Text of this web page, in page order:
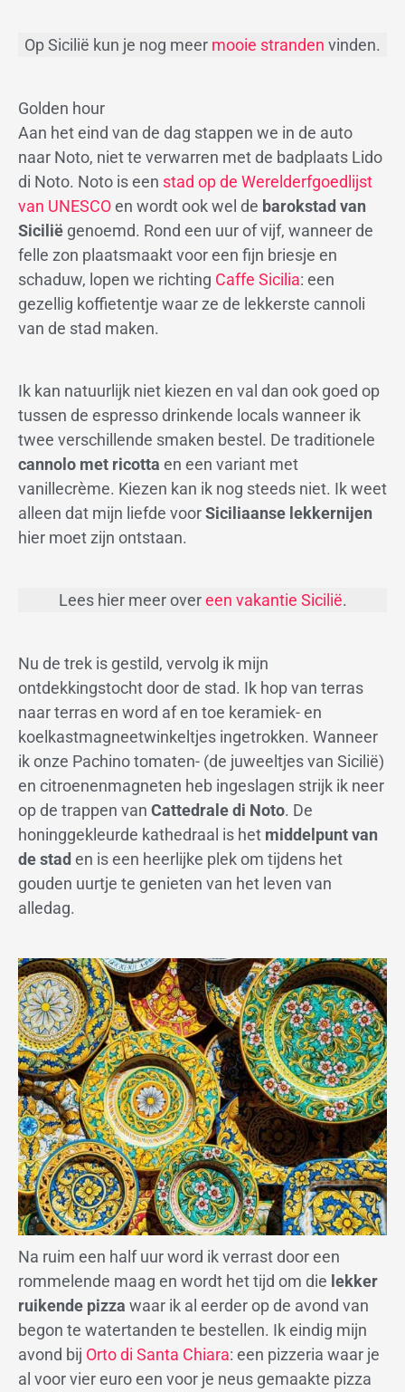
Op Sicilië kun je nog meer mooie stranden vinden.
Golden hour
Aan het eind van de dag stappen we in de auto
naar Noto, niet te verwarren met de badplaats Lido
di Noto. Noto is een stad op de Werelderfgoedlijst
van UNESCOen wordt ook wel de barokstad van
Sicilië genoemd. Rond een uur of vijf, wanneer de
felle zon plaatsmaakt voor een fijn briesje en
schaduw, lopen we richting Caffe Sicilia: een
gezellig koffietentje waar ze de lekkerste cannoli
van de stad maken.
Ik kan natuurlijk niet kiezen en val dan ook goed op
tussen de espresso drinkende locals wanneer ik
twee verschillende smaken bestel. De traditionele
cannolo met ricotta en een variant met
vanillecrème. Kiezen kan ik nog steeds niet. Ik weet
alleen dat mijn liefde voorSiciliaanse lekkernijen
hier moet zijn ontstaan.
Lees hier meer overeen vakantie Sicilië.
Nu de trek is gestild, vervolg ik mijn
ontdekkingstocht door de stad. Ik hop van terras
naar terras en word af en toe keramiek- en
koelkastmagneetwinkeltjes ingetrokken. Wanneer
ik onze Pachino tomaten- (de juweeltjes van Sicilië)
en citroenenmagneten heb ingeslagen strijk ik neer
op de trappen van Cattedrale di Noto. De
honinggekleurde kathedraal is het middelpunt van
de stad en is een heerlijke plek om tijdens het
gouden uurtje te genieten van het leven van
alledag.
Na ruim een half uur word ik verrast door een
rommelende maag en wordt het tijd om die lekker
ruikende pizza waar ik al eerder op de avond van
begon te watertanden te bestellen. Ik eindig mijn
avond bij Orto di Santa Chiara: een pizzeria waar je
al voor vier euro een voor je neus gemaakte pizza